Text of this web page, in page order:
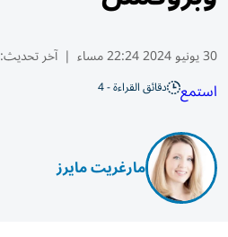
30 يونيو 2024 22:24 مساء | آخر تحديث:
استمع دقائق القراءة - 4
مارغريت مايرز